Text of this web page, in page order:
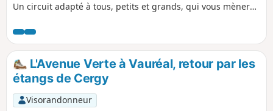
Un circuit adapté à tous, petits et grands, qui vous mènera
jusqu'au quartier de Denouval, en passant par les
principaux monuments du centre-ville.
L'Avenue Verte à Vauréal, retour par les
étangs de Cergy
Visorandonneur